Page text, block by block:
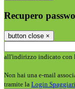
Recupero
button close ×
all'indirizzo indicato con
Non hai una e-mail
tramite la Login Spaggiari